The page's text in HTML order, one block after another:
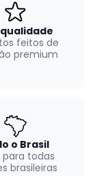
feitos de
premium
o Brasil
para todas
brasileiras